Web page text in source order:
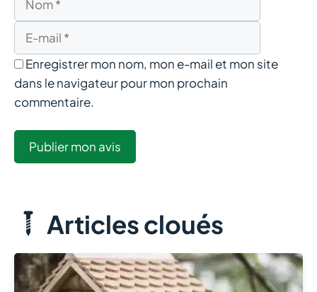
mail
Enregistrer mon nom, mon e-mail et mon site
dans le navigateur pour mon prochain
commentaire.
Articles cloués